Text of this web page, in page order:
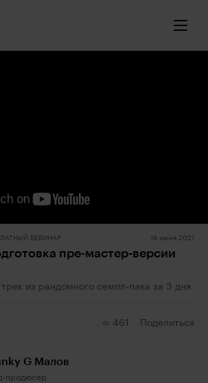
ВЕБИНАР 16 июня 2021
пре-мастер-версии
из рандомного семпл-пака за 3 дня
461 Поделиться
G Малов
продюсер